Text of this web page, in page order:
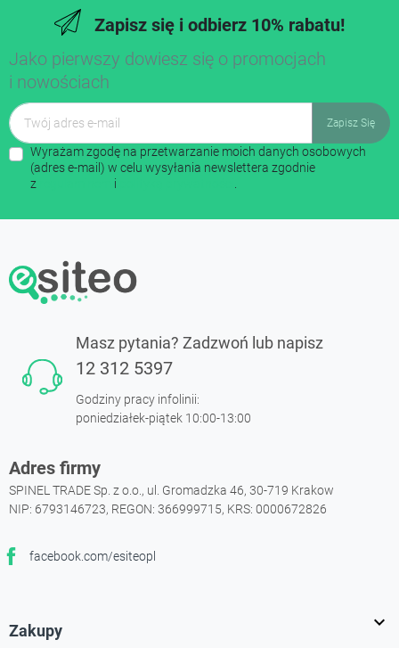
Zapisz się i odbierz 10% rabatu!
Jako pierwszy dowiesz się o promocjach
i nowościach
Wyrażam zgodę na przetwarzanie moich danych osobowych
(adres e-mail) w celu wysyłania newslettera zgodnie
z
i
Masz pytania? Zadzwoń lub napisz
12 312 5397
Godziny pracy infolinii:
poniedziałek-piątek 10:00-13:00
Adres firmy
SPINEL TRADE Sp. z o.o., ul. Gromadzka 46, 30-719 Krakow
NIP: 6793146723, REGON: 366999715, KRS: 0000672826
facebook.com/esiteopl
Facebook
Zakupy 